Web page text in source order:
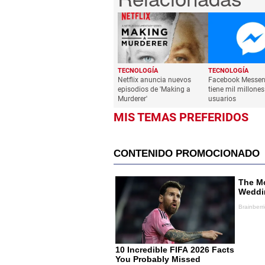
TECNOLOGÍA
Netflix anuncia nuevos
episodios de 'Making a
Murderer'
TECNOLOGÍA
Facebook
tiene mil millones
usuarios
MIS TEMAS PREFERIDOS